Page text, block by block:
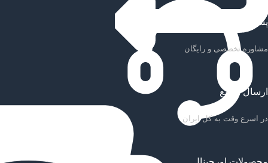
پشتیبانی سریع
مشاوره تخصصی و رایگان
ارسال سریع
در اسرع وقت به کل ایران